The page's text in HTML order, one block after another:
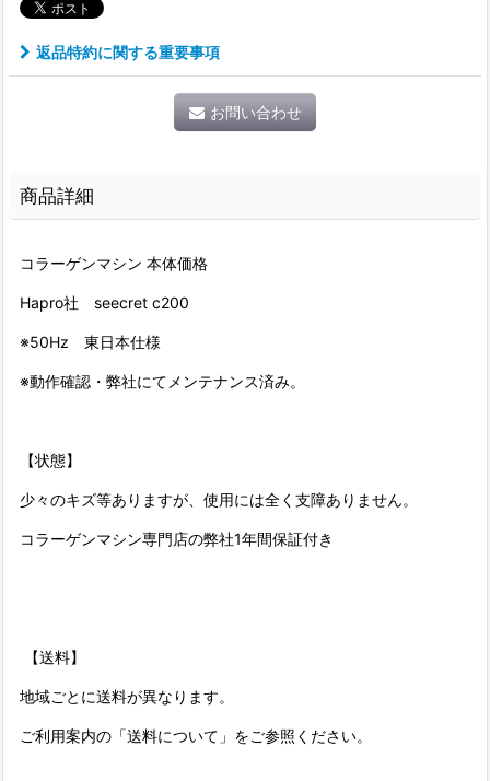
返品特約に関する重要事項
お問い合わせ
商品詳細
コラーゲンマシン 本体価格
Hapro社 seecret c200
※50Hz 東日本仕様
※動作確認・弊社にてメンテナンス済み。
【状態】
少々のキズ等ありますが、使用には全く支障ありません。
コラーゲンマシン専門店の弊社1年間保証付き
【送料】
地域ごとに送料が異なります。
ご利用案内の「送料について」をご参照ください。